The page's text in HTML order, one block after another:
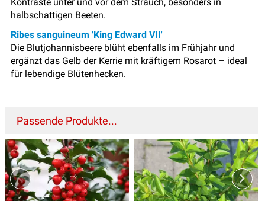
halbschattigen Beeten.
Ribes sanguineum 'King Edward VII'
Die Blutjohannisbeere blüht ebenfalls im Frühjahr und
ergänzt das Gelb der Kerrie mit kräftigem Rosarot – ideal
für lebendige Blütenhecken.
Passende Produkte...